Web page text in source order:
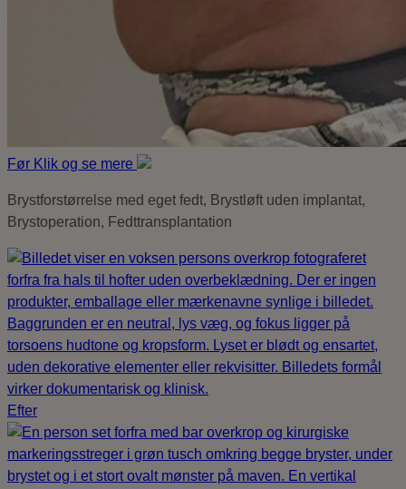
Før Klik og se mere
Brystforstørrelse med eget fedt, Brystløft uden implantat,
Brystoperation, Fedttransplantation
Efter